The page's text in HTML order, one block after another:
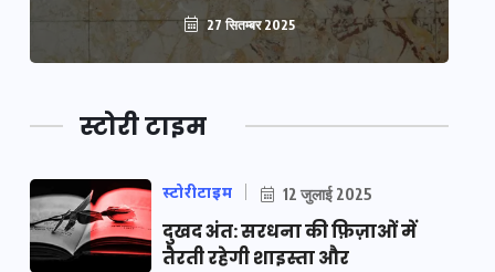
27 सितम्बर 2025
स्टोरी टाइम
स्टोरीटाइम 12 जुलाई 2025
दुखद अंत: सरधना की फ़िज़ाओं में
तैरती रहेगी शाइस्ता और